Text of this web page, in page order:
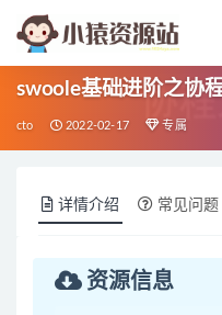
swoole基础进阶之协
cto 2022-02-17 专属
详情介绍 常见问题
资源信息